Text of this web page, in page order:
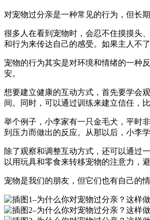
对宠物过分亲是一种常见的行为，但长
很多人在看到宠物时，会忍不住摸摸头
和行为来传达自己的感受。如果主人不
宠物的行为其实是对环境和情绪的一种
安。
想要建立健康的互动方式，首先要学会
间。同时，可以通过训练来建立信任，
举个例子，小李家有一只金毛犬，平时
到压力而做出的反应。从那以后，小李
除了观察和调整互动方式，还可以通过
以用玩具和零食来转移宠物的注意力，
宠物是我们的朋友，但它们也有自己的